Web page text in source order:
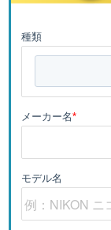
種類
メーカー名*
モデル名